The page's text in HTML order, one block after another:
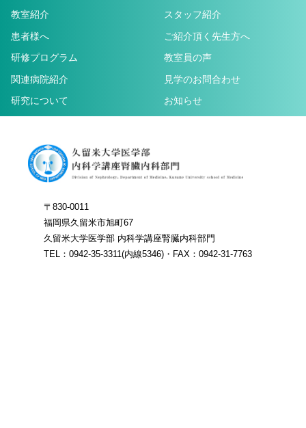
教室紹介
スタッフ紹介
患者様へ
ご紹介頂く先生方へ
研修プログラム
教室員の声
関連病院紹介
見学のお問合わせ
研究について
お知らせ
〒830-0011
福岡県久留米市旭町67
久留米大学医学部 内科学講座腎臓内科部門
TEL：0942-35-3311(内線5346)・FAX：0942-31-7763